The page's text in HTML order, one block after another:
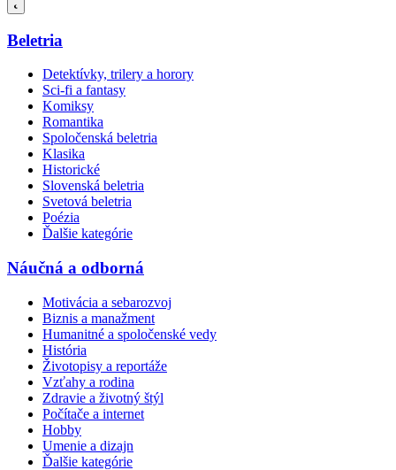
Beletria
Detektívky, trilery a horory
Sci-fi a fantasy
Komiksy
Romantika
Spoločenská beletria
Klasika
Historické
Slovenská beletria
Svetová beletria
Poézia
Ďalšie kategórie
Náučná a odborná
Motivácia a sebarozvoj
Biznis a manažment
Humanitné a spoločenské vedy
História
Životopisy a reportáže
Vzťahy a rodina
Zdravie a životný štýl
Počítače a internet
Hobby
Umenie a dizajn
Ďalšie kategórie